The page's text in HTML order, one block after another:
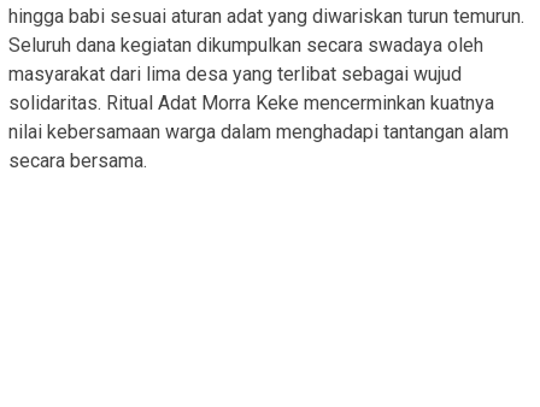
hingga babi sesuai aturan adat yang diwariskan turun temurun.
Seluruh dana kegiatan dikumpulkan secara swadaya oleh
masyarakat dari lima desa yang terlibat sebagai wujud
solidaritas. Ritual Adat Morra Keke mencerminkan kuatnya
nilai kebersamaan warga dalam menghadapi tantangan alam
secara bersama.